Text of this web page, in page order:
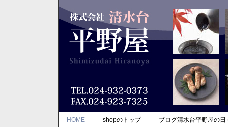
HOME shopのトップ ブログ清水台平野屋の日